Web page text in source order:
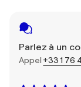
Parlez à un
Appel +33 1 76